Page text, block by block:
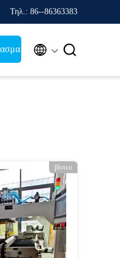
Τηλ.: 86--86363383
 
βίντεο